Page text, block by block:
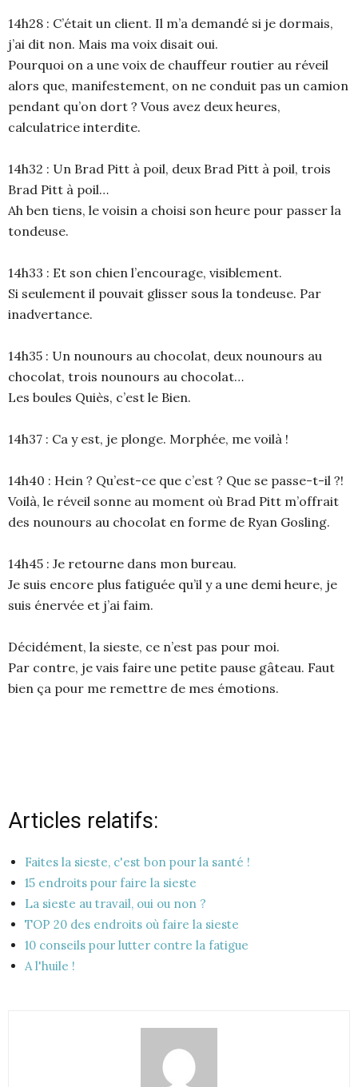
14h28 : C’était un client. Il m’a demandé si je dormais,
j’ai dit non. Mais ma voix disait oui.
Pourquoi on a une voix de chauffeur routier au réveil
alors que, manifestement, on ne conduit pas un camion
pendant qu’on dort ? Vous avez deux heures,
calculatrice interdite.
14h32 : Un Brad Pitt à poil, deux Brad Pitt à poil, trois
Brad Pitt à poil…
Ah ben tiens, le voisin a choisi son heure pour passer la
tondeuse.
14h33 : Et son chien l’encourage, visiblement.
Si seulement il pouvait glisser sous la tondeuse. Par
inadvertance.
14h35 : Un nounours au chocolat, deux nounours au
chocolat, trois nounours au chocolat…
Les boules Quiès, c’est le Bien.
14h37 : Ca y est, je plonge. Morphée, me voilà !
14h40 : Hein ? Qu’est-ce que c’est ? Que se passe-t-il ?!
Voilà, le réveil sonne au moment où Brad Pitt m’offrait
des nounours au chocolat en forme de Ryan Gosling.
14h45 : Je retourne dans mon bureau.
Je suis encore plus fatiguée qu’il y a une demi heure, je
suis énervée et j’ai faim.
Décidément, la sieste, ce n’est pas pour moi.
Par contre, je vais faire une petite pause gâteau. Faut
bien ça pour me remettre de mes émotions.
Articles relatifs:
Faites la sieste, c'est bon pour la santé !
15 endroits pour faire la sieste
La sieste au travail, oui ou non ?
TOP 20 des endroits où faire la sieste
10 conseils pour lutter contre la fatigue
A l'huile !